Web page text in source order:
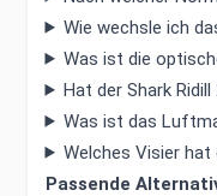
Wie wechsle ich
Was ist die
Hat der Shark
Was ist das
Welches Visier hat
Passende